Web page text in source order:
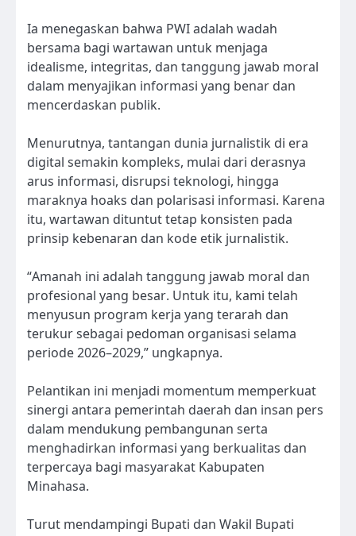
Ia menegaskan bahwa PWI adalah wadah
bersama bagi wartawan untuk menjaga
idealisme, integritas, dan tanggung jawab moral
dalam menyajikan informasi yang benar dan
mencerdaskan publik.
Menurutnya, tantangan dunia jurnalistik di era
digital semakin kompleks, mulai dari derasnya
arus informasi, disrupsi teknologi, hingga
maraknya hoaks dan polarisasi informasi. Karena
itu, wartawan dituntut tetap konsisten pada
prinsip kebenaran dan kode etik jurnalistik.
“Amanah ini adalah tanggung jawab moral dan
profesional yang besar. Untuk itu, kami telah
menyusun program kerja yang terarah dan
terukur sebagai pedoman organisasi selama
periode 2026–2029,” ungkapnya.
Pelantikan ini menjadi momentum memperkuat
sinergi antara pemerintah daerah dan insan pers
dalam mendukung pembangunan serta
menghadirkan informasi yang berkualitas dan
terpercaya bagi masyarakat Kabupaten
Minahasa.
Turut mendampingi Bupati dan Wakil Bupati